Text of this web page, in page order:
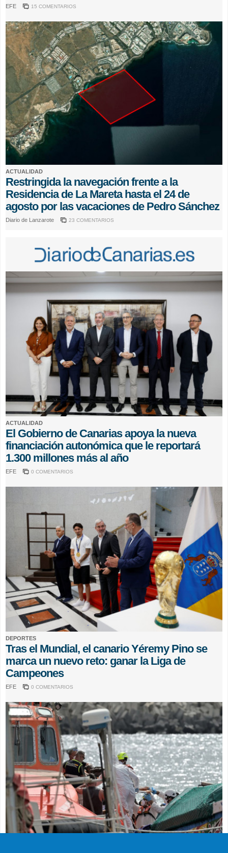
EFE 15 COMENTARIOS
ACTUALIDAD
Restringida la navegación frente a la
Residencia de La Mareta hasta el 24 de
agosto por las vacaciones de Pedro Sánchez
Diario de Lanzarote 23 COMENTARIOS
ACTUALIDAD
El Gobierno de Canarias apoya la nueva
financiación autonómica que le reportará
1.300 millones más al año
EFE 0 COMENTARIOS
DEPORTES
Tras el Mundial, el canario Yéremy Pino se
marca un nuevo reto: ganar la Liga de
Campeones
EFE 0 COMENTARIOS